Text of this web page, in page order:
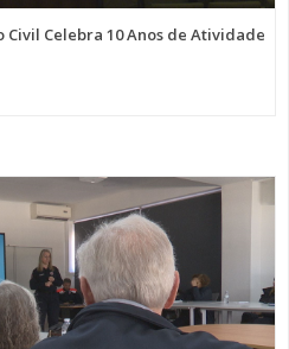
Celebra 10 Anos de Atividade